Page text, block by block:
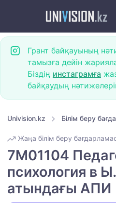
Грант байқауының
тамызға дейін
Біздің инстаграмға
байқаудың
Univision.kz Білім беру
Жаңа білім беру
7M01104
психология в
атындағы АПИ